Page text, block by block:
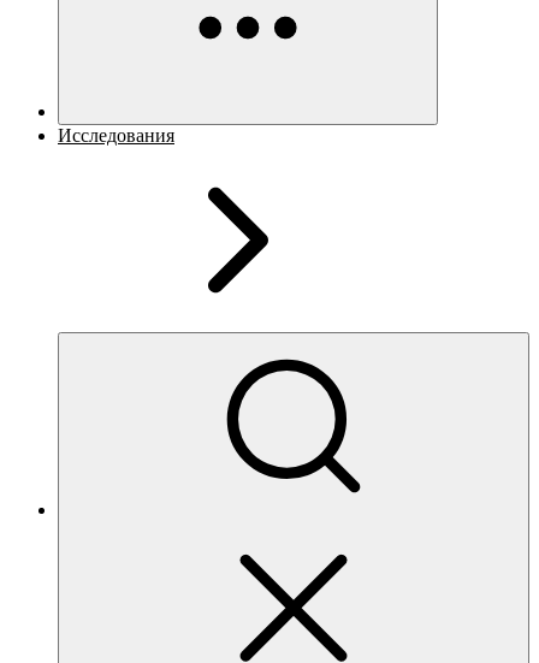
Исследования